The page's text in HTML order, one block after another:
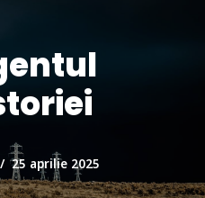
25 aprilie 2025